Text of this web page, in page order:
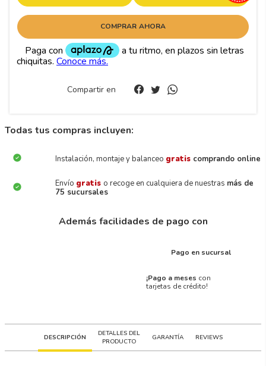
COMPRAR AHORA
Compartir en
Todas tus compras incluyen:
Instalación, montaje y balanceo gratis comprando online
Envío gratis o recoge en cualquiera de nuestras más de
75 sucursales
Además facilidades de pago con
Pago en sucursal
¡Pago a meses con
tarjetas de crédito!
DESCRIPCIÓN
DETALLES DEL
PRODUCTO
GARANTÍA REVIEWS